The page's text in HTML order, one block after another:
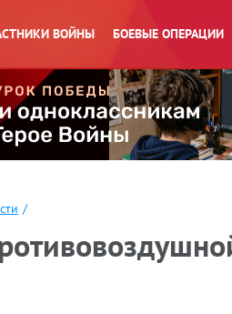
ВОЙНЫ БОЕВЫЕ ОПЕРАЦИИ
/